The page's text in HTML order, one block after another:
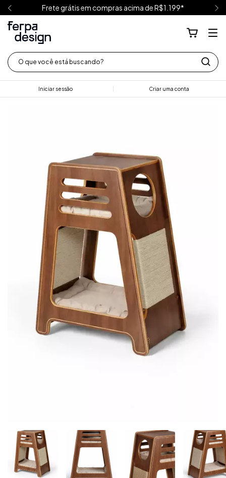
Frete grátis em compras acima de R$1.199*
Iniciar sessão Criar uma conta